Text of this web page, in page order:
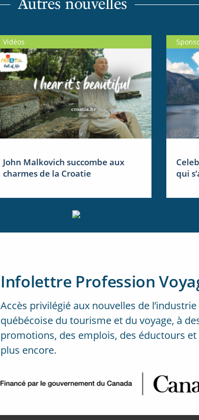
Vidéos
John Malkovich succombe aux
charmes de la Croatie
qui
Infolettre Profession
Accès privilégié aux nouvelles de l’industrie
québécoise du tourisme et du voyage, à
promotions, des emplois, des éductours et
plus encore.